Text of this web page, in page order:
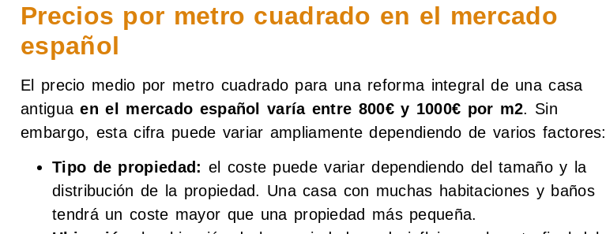
Precios por metro cuadrado en el mercado
español
El precio medio por metro cuadrado para una reforma integral de una casa
antiguaen el mercado español varía entre 800€ y 1000€ por m2. Sin
embargo, esta cifra puede variar ampliamente dependiendo de varios factores:
Tipo de propiedad: el coste puede variar dependiendo del tamaño y la
distribución de la propiedad. Una casa con muchas habitaciones y baños
tendrá un coste mayor que una propiedad más pequeña.